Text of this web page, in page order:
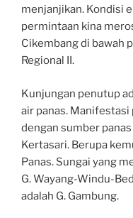
menjanjikan. Kondisi
permintaan kina
Cikembang di bawah
Regional II.
Kunjungan penutup
air panas.
dengan sumber
Kertasari. Berupa
Panas. Sungai yang
G. Wayang-Windu-
adalah G. Gambung.